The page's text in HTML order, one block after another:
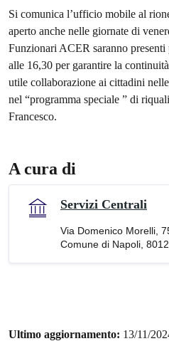
Si comunica l’ufficio mobile al
aperto anche nelle giornate di
Funzionari ACER saranno
alle 16,30 per garantire la
utile collaborazione ai cittadini
nel “programma speciale ” di
Francesco.
A cura di
Servizi Centrali
Via Domenico Morelli,
Comune di Napoli,
Ultimo aggiornamento: 13/11/